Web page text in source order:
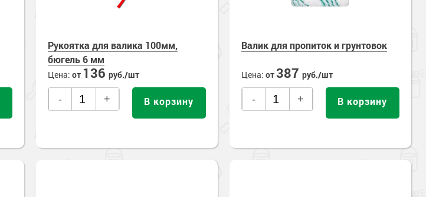
Рукоятка для валика 100мм,
бюгель 6 мм
Цена: от 136 руб./шт
- + В корзину
Валик для пропиток и грунтовок
Цена: от387 руб./шт
- + В корзину